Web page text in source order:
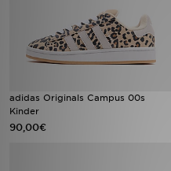
adidas Originals Campus 00s
Kinder
90,00€